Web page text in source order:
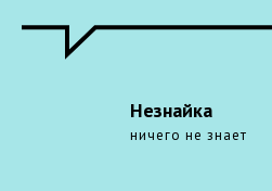
Незнайка
ничего не знает